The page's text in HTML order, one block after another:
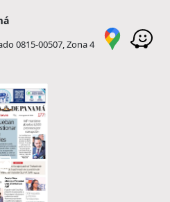
0815-00507, Zona 4